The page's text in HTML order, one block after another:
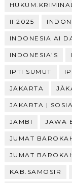
HUKUM.KRIMINAL
II 2025
INDONESIA AI
INDONESIA’S
IPTI SUMUT
JAKARTA
JAKARTA |
JAMBI JAWA
JUMAT
JUMAT
KAB.SAMOSIR